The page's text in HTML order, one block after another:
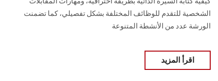
الشخصية للتقدم للوظائف المختلفة بشكل تفصيلي، كما تضمنت
الورشة عدد من الأنشطة المتنوعة
اقرأ المزيد